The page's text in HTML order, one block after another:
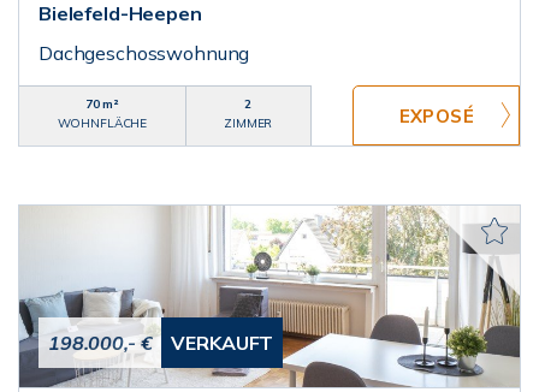
Bielefeld-Heepen
Dachgeschosswohnung
70 m²
WOHNFLÄCHE
2
ZIMMER
198.000,- € VERKAUFT